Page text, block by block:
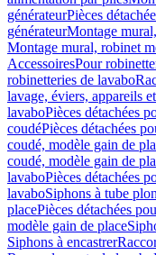
générateurPièces
générateurMontage
Montage mural, robinet
AccessoiresPour
robinetteries de lavabo
lavage, éviers, appareils
lavaboPièces détachées
coudéPièces détachées
coudé, modèle gain de
coudé, modèle gain de
lavaboPièces détachées
lavaboSiphons à tube
placePièces détachées
modèle gain de place
Siphons à encastrer